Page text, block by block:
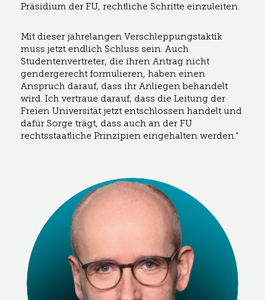
Präsidium der FU, rechtliche Schritte einzuleiten.
Mit dieser jahrelangen Verschleppungstaktik
muss jetzt endlich Schluss sein. Auch
Studentenvertreter, die ihren Antrag nicht
gendergerecht formulieren, haben einen
Anspruch darauf, dass ihr Anliegen behandelt
wird. Ich vertraue darauf, dass die Leitung der
Freien Universität jetzt entschlossen handelt und
dafür Sorge trägt, dass auch an der FU
rechtsstaatliche Prinzipien eingehalten werden.“